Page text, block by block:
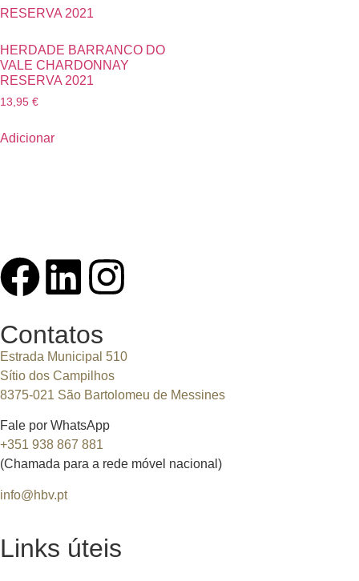
HERDADE BARRANCO DO
VALE CHARDONNAY
RESERVA 2021
13,95 €
Adicionar
Contatos
Estrada Municipal 510
Sítio dos Campilhos
8375-021 São Bartolomeu de Messines
Fale por WhatsApp
+351 938 867 881
(Chamada para a rede móvel nacional)
info@hbv.pt
Links úteis